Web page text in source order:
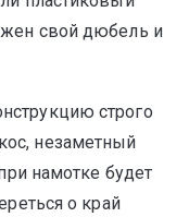
свой дюбель и
строго
незаметный
намотке будет
о край